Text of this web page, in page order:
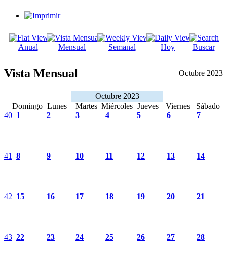
Anual Mensual Semanal Hoy Buscar
Vista Mensual Octubre 2023
Octubre 2023
Domingo Lunes Martes Miércoles Jueves Viernes
Sábado
40 1 2 3 4 5 6 7
41 8 9 10 11 12 13 14
42 15 16 17 18 19 20 21
43 22 23 24 25 26 27 28